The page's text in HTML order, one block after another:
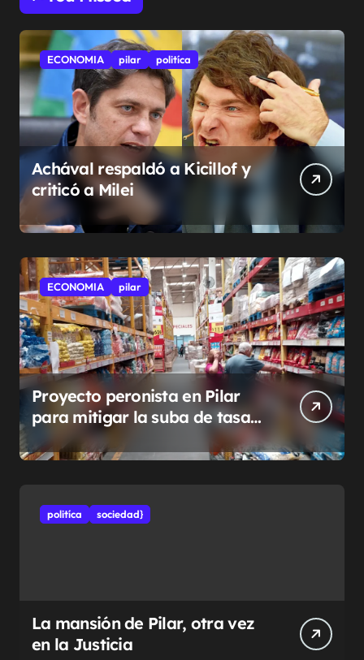
ECONOMIA pilar politíca
Achával respaldó a Kicillof y
criticó a Milei
ECONOMIA pilar
Proyecto peronista en Pilar
para mitigar la suba de tasas
municipales
politíca sociedad}
La mansión de Pilar, otra vez
en la Justicia